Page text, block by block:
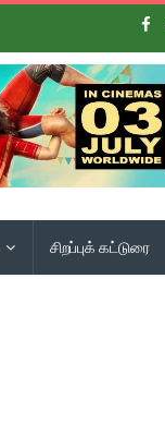
சிறப்புக் கட்டுரை